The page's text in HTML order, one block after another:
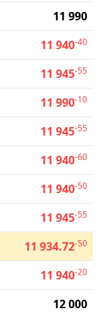
11 990
11 940-40
11 945-55
11 990-10
11 945-55
11 940-60
11 940-50
11 945-55
11 934.72-50
11 940-20
12 000